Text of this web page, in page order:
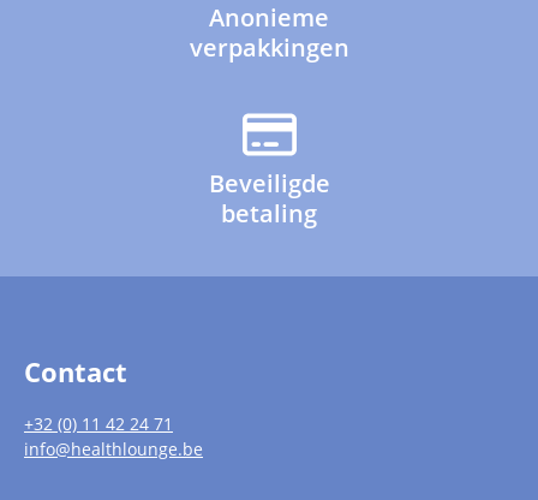
Anonieme
verpakkingen
Beveiligde
betaling
Contact
+32 (0) 11 42 24 71
info@healthlounge.be